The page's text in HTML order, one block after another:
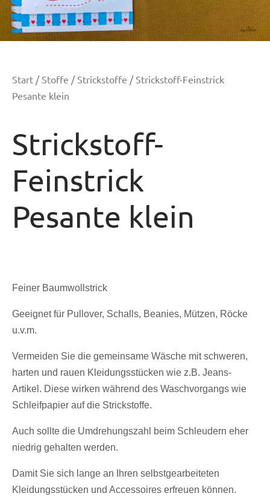
Start / Stoffe / Strickstoffe / Strickstoff-Feinstrick
Pesante klein
Strickstoff-
Feinstrick
Pesante klein
Feiner Baumwollstrick
Geeignet für Pullover, Schalls, Beanies, Mützen, Röcke
u.v.m.
Vermeiden Sie die gemeinsame Wäsche mit schweren,
harten und rauen Kleidungsstücken wie z.B. Jeans-
Artikel. Diese wirken während des Waschvorgangs wie
Schleifpapier auf die Strickstoffe.
Auch sollte die Umdrehungszahl beim Schleudern eher
niedrig gehalten werden.
Damit Sie sich lange an Ihren selbstgearbeiteten
Kleidungsstücken und Accessoires erfreuen können.